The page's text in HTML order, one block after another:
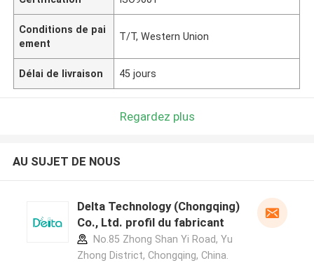
Conditions de pai
ement
T/T, Western Union
Délai de livraison 45 jours
Regardez plus
AU SUJET DE NOUS
Delta Technology (Chongqing)
Co., Ltd. profil du fabricant
No.85 Zhong Shan Yi Road, Yu
Zhong District, Chongqing, China.